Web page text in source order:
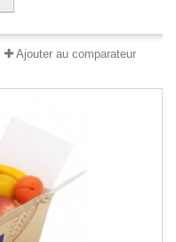
Ajouter au comparateur